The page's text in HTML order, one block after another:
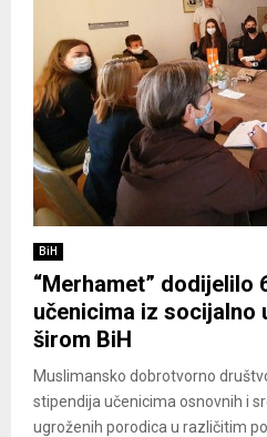
BiH
“Merhamet” dodijelilo
učenicima iz socijalno
širom BiH
Muslimansko dobrotvorno
stipendija učenicima osnovnih i
ugroženih porodica u različitim